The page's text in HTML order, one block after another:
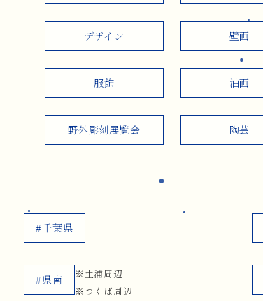
デザイン 壁画
服飾 油画
野外彫刻展覧会 陶芸
#千葉県
#県南
※土浦周辺
※つくば周辺